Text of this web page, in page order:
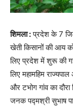
शिमला :प्रदेश के 7
खेती किसानों की आय
लिए प्रदेश में शुरू की
लिए महामहिम
और टभोग गांव का
जनक पद्मश्री सुभाष